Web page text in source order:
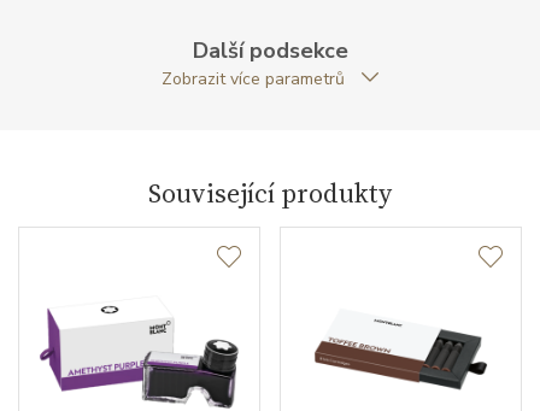
Meisterstück
Další podsekce
Zobrazit více parametrů
Související produkty